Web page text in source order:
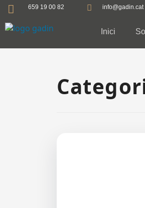
659 19 00 82 info@gadin.cat
Inici